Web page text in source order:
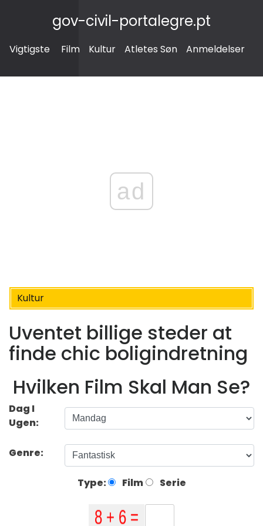
gov-civil-portalegre.pt
Vigtigste Film Kultur Atletes Søn Anmeldelser
ad
Kultur
Uventet billige steder at
finde chic boligindretning
Hvilken Film Skal Man Se?
Dag I
Ugen:
Genre:
Type: Film Serie